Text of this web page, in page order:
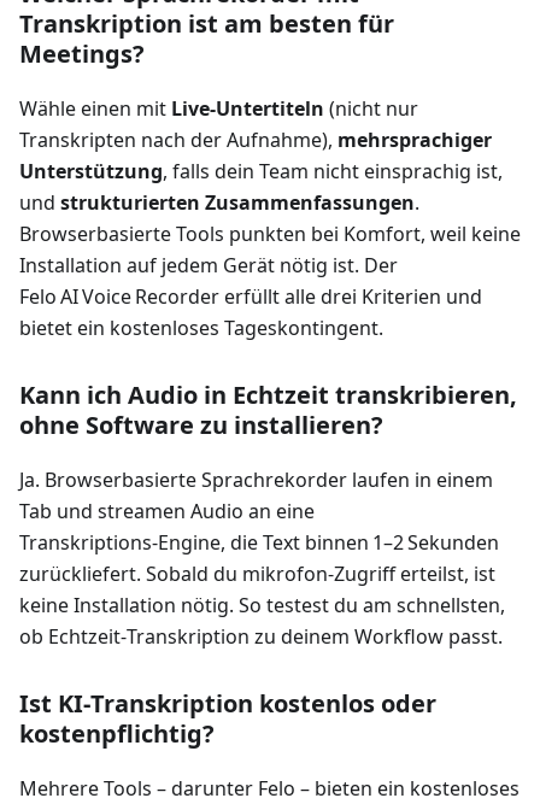
Transkription ist am besten für
Meetings?
Wähle einen mit Live‑Untertiteln (nicht nur
Transkripten nach der Aufnahme), mehrsprachiger
Unterstützung, falls dein Team nicht einsprachig ist,
und strukturierten Zusammenfassungen.
Browserbasierte Tools punkten bei Komfort, weil keine
Installation auf jedem Gerät nötig ist. Der
Felo AI Voice Recorder erfüllt alle drei Kriterien und
bietet ein kostenloses Tageskontingent.
Kann ich Audio in Echtzeit transkribieren,
ohne Software zu installieren?
Ja. Browserbasierte Sprachrekorder laufen in einem
Tab und streamen Audio an eine
Transkriptions‑Engine, die Text binnen 1–2 Sekunden
zurückliefert. Sobald du mikrofon‑Zugriff erteilst, ist
keine Installation nötig. So testest du am schnellsten,
ob Echtzeit‑Transkription zu deinem Workflow passt.
Ist KI‑Transkription kostenlos oder
kostenpflichtig?
Mehrere Tools – darunter Felo – bieten ein kostenloses